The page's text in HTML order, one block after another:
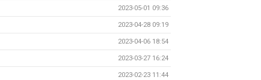
2023-05-01 09:36
2023-04-28 09:19
2023-04-06 18:54
2023-03-27 16:24
2023-02-23 11:44